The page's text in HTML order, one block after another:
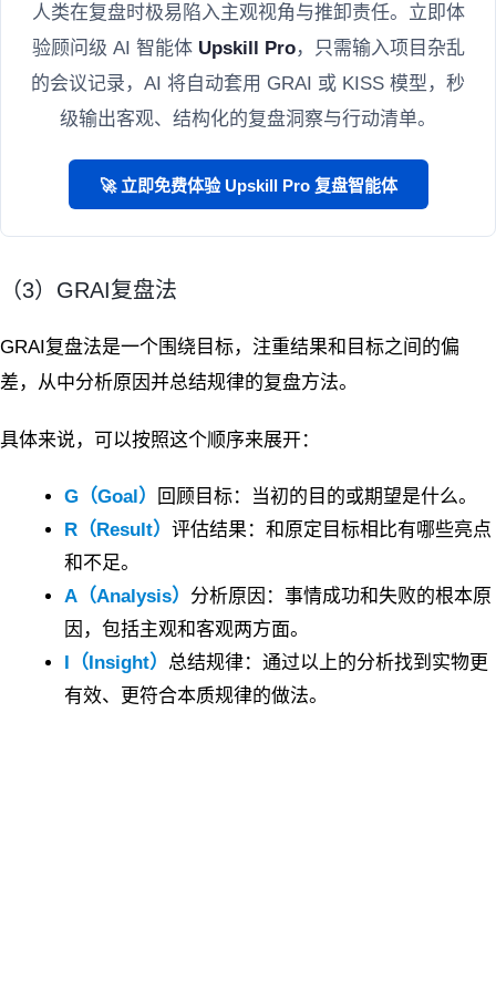
人类在复盘时极易陷入主观视角与推卸责任。立即体
验顾问级 AI 智能体 Upskill Pro，只需输入项目杂乱
的会议记录，AI 将自动套用 GRAI 或 KISS 模型，秒
级输出客观、结构化的复盘洞察与行动清单。
🚀 立即免费体验 Upskill Pro 复盘智能体
（3）GRAI复盘法
GRAI复盘法是一个围绕目标，注重结果和目标之间的偏
差，从中分析原因并总结规律的复盘方法。
具体来说，可以按照这个顺序来展开：
G（Goal）
回顾目标：当初的目的或期望是什么。
R（Result） 评估结果：和原定目标相比有哪些亮点
和不足。
A（Analysis） 分析原因：事情成功和失败的根本原
因，包括主观和客观两方面。
I（Insight） 总结规律：通过以上的分析找到实物更
有效、更符合本质规律的做法。